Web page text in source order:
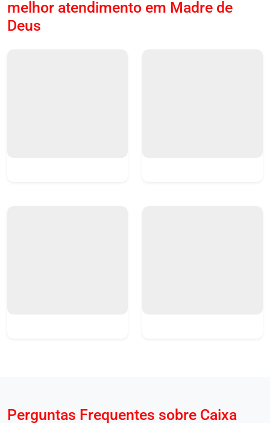
melhor atendimento em Madre de
Deus
Perguntas Frequentes sobre Caixa